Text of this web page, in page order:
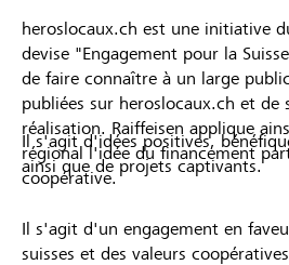
heroslocaux.ch est une initiative
devise "Engagement pour la
de faire connaître à un large
publiées sur heroslocaux.ch et de
réalisation. Raiffeisen applique
régional l'idée du financement
coopérative.
Il s'agit d'idées positives,
ainsi que de projets captivants.
Il s'agit d'un engagement en
suisses et des valeurs